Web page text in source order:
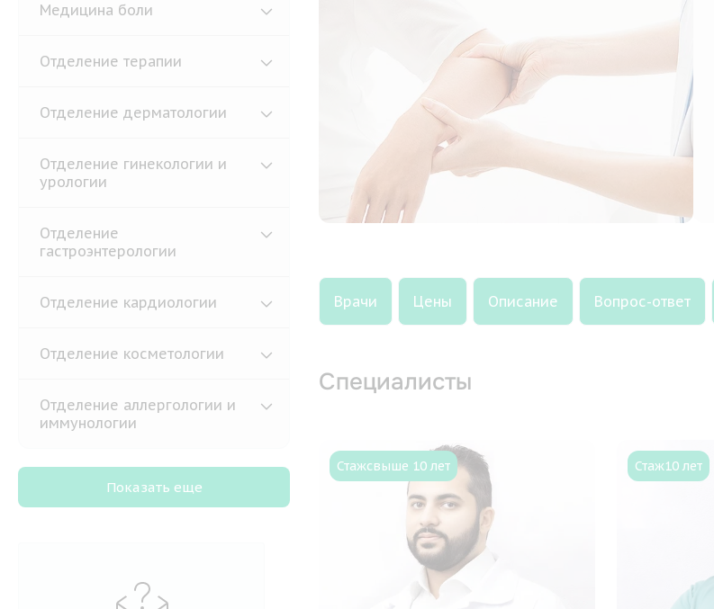
Медицина боли
Отделение терапии
Отделение дерматологии
Отделение гинекологии и
урологии
Отделение
гастроэнтерологии
Отделение кардиологии
Отделение косметологии
Отделение аллергологии и
иммунологии
Показать еще
Врачи Цены Описание Вопрос-ответ
Специалисты
Стажсвыше 10 лет Стаж10 лет